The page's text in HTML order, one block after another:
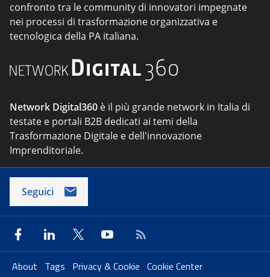
confronto tra le community di innovatori impegnate
nei processi di trasformazione organizzativa e
tecnologica della PA italiana.
Network Digital360 è il più grande network in Italia di
testate e portali B2B dedicati ai temi della
Trasformazione Digitale e dell'innovazione
Imprenditoriale.
Seguici
About Tags Privacy & Cookie Cookie Center